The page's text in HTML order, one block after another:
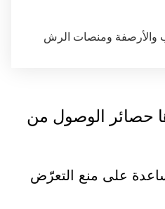
والأرصفة ومنصات الرش
حصائر الوصول من
المساعدة على منع التعرّض